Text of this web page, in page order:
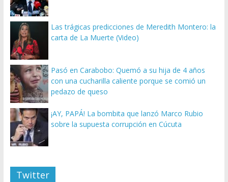
Las trágicas predicciones de Meredith Montero: la
carta de La Muerte (Video)
Pasó en Carabobo: Quemó a su hija de 4 años
con una cucharilla caliente porque se comió un
pedazo de queso
¡AY, PAPÁ! La bombita que lanzó Marco Rubio
sobre la supuesta corrupción en Cúcuta
Twitter